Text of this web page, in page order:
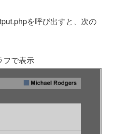
を呼び出すと、次の
で表示